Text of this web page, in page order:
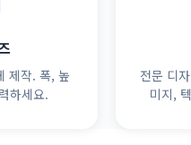
제작. 폭, 높
하세요.
전문 디
미지,